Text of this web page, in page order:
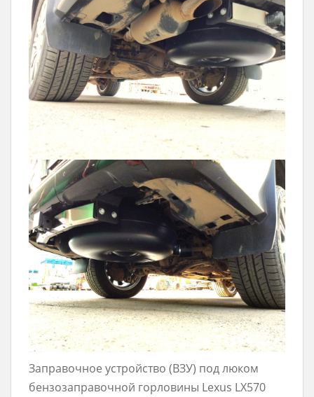
Заправочное устройство (ВЗУ) под люком
бензозаправочной горловины Lexus LX570